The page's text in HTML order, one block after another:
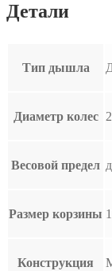
Детали
Тип дышла
Диаметр колес
Весовой предел
Размер корзины
Конструкция